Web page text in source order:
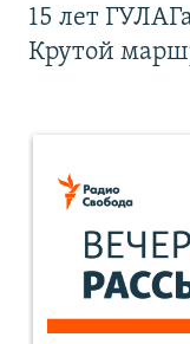
15 лет
Крутой